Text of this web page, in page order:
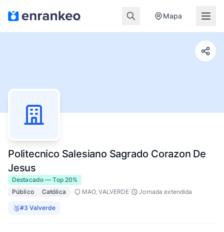
Mapa
Politecnico Salesiano Sagrado Corazon De
Jesus
Destacado — Top 20%
Público
Católica ·· MAO, VALVERDE· Jornada extendida
🥉#3 Valverde